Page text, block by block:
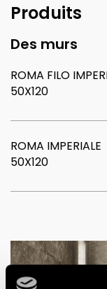
Produits
Des murs
ROMA FILO
50X120
ROMA IMPERIALE
50X120